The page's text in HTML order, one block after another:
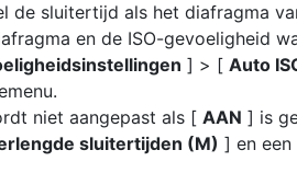
de sluitertijd als het diafragma
en de ISO-gevoeligheid
] > [ Auto
niet aangepast als [ AAN ] is
sluitertijden (M) ] en